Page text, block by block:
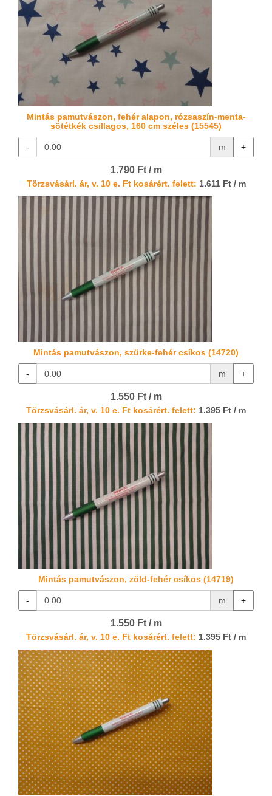
Mintás pamutvászon, fehér alapon, rózsaszín-menta-
sötétkék csillagos, 160 cm széles (15545)
- m +
1.790 Ft / m
Törzsvásárl. ár, v. 10 e. Ft kosárért. felett: 1.611 Ft / m
Mintás pamutvászon, szürke-fehér csíkos (14720)
- m +
1.550 Ft / m
Törzsvásárl. ár, v. 10 e. Ft kosárért. felett: 1.395 Ft / m
Mintás pamutvászon, zöld-fehér csíkos (14719)
- m +
1.550 Ft / m
Törzsvásárl. ár, v. 10 e. Ft kosárért. felett: 1.395 Ft / m